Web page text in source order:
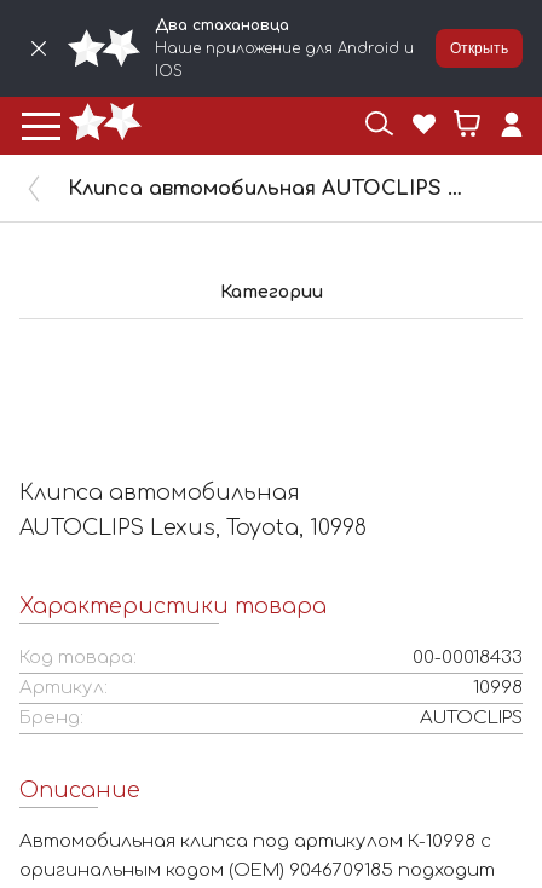
Два стахановца
Наше приложение для Android и
IOS
Открыть
Клипса автомобильная AUTOCLIPS Lexus, Toyota, 10998
Категории
Клипса автомобильная
AUTOCLIPS Lexus, Toyota, 10998
Характеристики товара
Код товара:
00-00018433
Артикул:
10998
Бренд:
AUTOCLIPS
Описание
Автомобильная клипса под артикулом К-10998 с
оригинальным кодом (OEM) 9046709185 подходит